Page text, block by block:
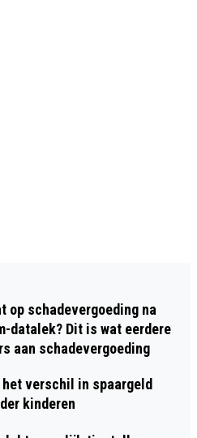
op schadevergoeding na
datalek? Dit is wat eerdere
aan schadevergoeding
verschil in spaargeld
kinderen